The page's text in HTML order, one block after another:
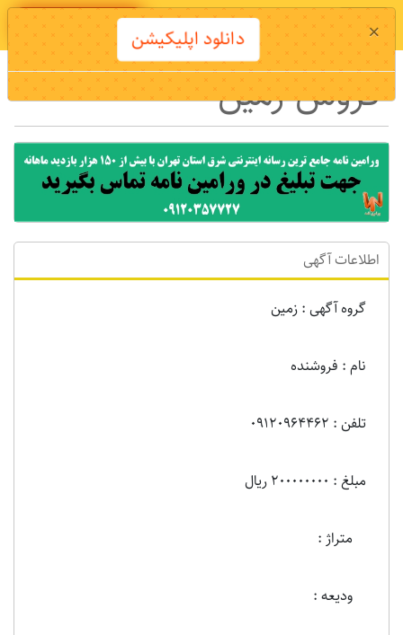
دانلود اپلیکیشن
فروش زمین
اطلاعات آگهی
گروه آگهی : زمين
نام : فروشنده
تلفن : 09120964462
مبلغ : 200000000 ریال
متراژ :
ودیعه :
× دانلود اپلیکیشن